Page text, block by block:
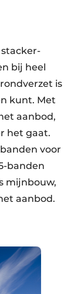
stacker-
bij heel
is
kunt. Met
aanbod,
het gaat.
voor
banden
mijnbouw,
aanbod.